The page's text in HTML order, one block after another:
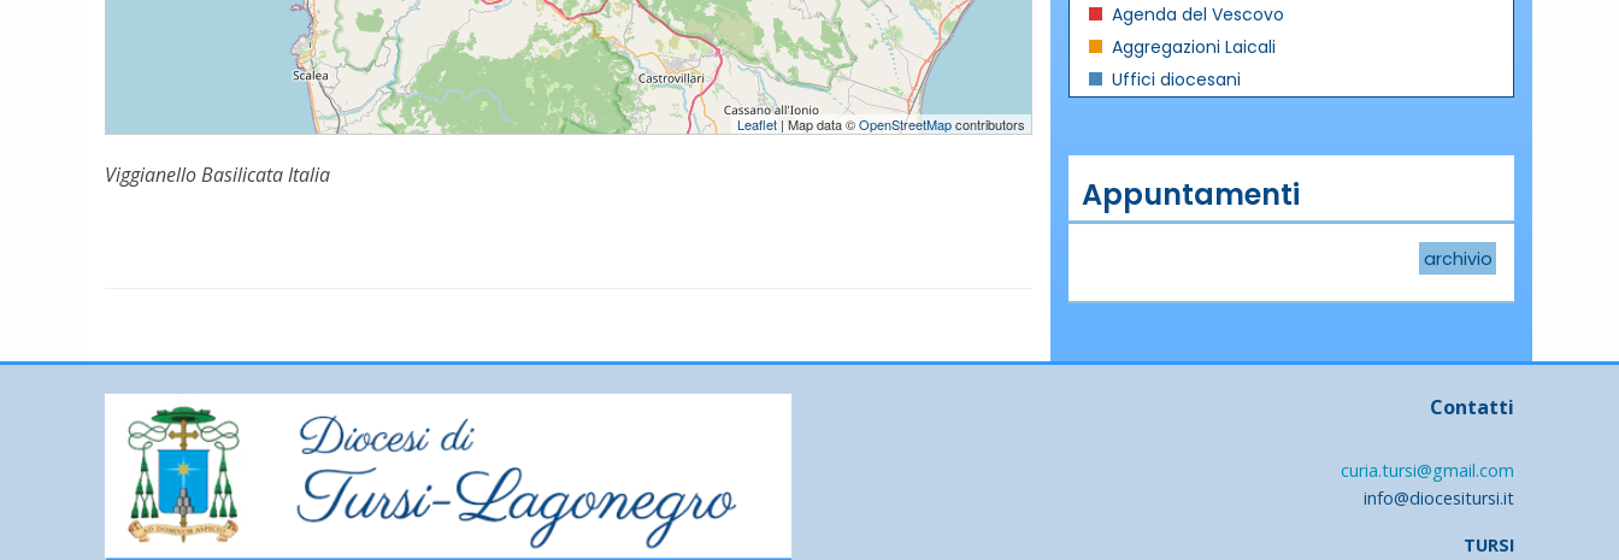
Leaflet | Map data ©OpenStreetMapcontributors
Viggianello Basilicata Italia
Agenda del Vescovo
Aggregazioni Laicali
Uffici diocesani
Appuntamenti
archivio
Contatti
curia.tursi@gmail.com
info@diocesitursi.it
TURSI